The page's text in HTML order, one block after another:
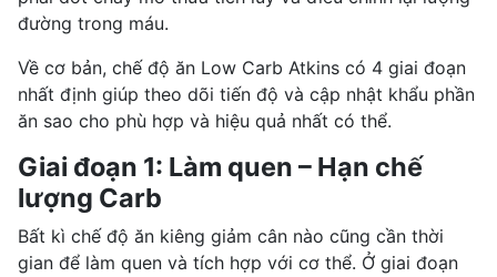
đường trong máu.
Về cơ bản, chế độ ăn Low Carb Atkins có 4 giai đoạn
nhất định giúp theo dõi tiến độ và cập nhật khẩu phần
ăn sao cho phù hợp và hiệu quả nhất có thể.
Giai đoạn 1: Làm quen – Hạn chế
lượng Carb
Bất kì chế độ ăn kiêng giảm cân nào cũng cần thời
gian để làm quen và tích hợp với cơ thể. Ở giai đoạn